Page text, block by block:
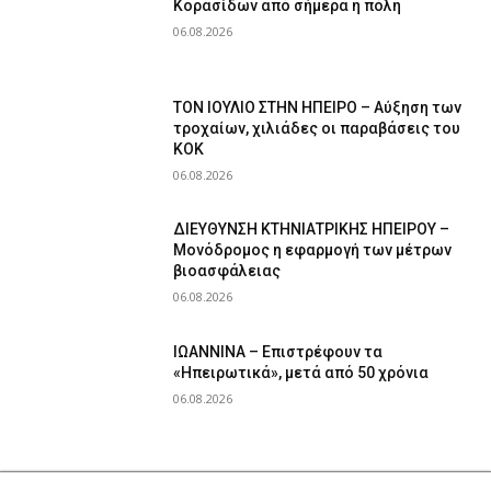
Κορασίδων από σήμερα η πόλη
06.08.2026
ΤΟΝ ΙΟΥΛΙΟ ΣΤΗΝ ΗΠΕΙΡΟ – Αύξηση των
τροχαίων, χιλιάδες οι παραβάσεις του
ΚΟΚ
06.08.2026
ΔΙΕΥΘΥΝΣΗ ΚΤΗΝΙΑΤΡΙΚΗΣ ΗΠΕΙΡΟΥ –
Μονόδρομος η εφαρμογή των μέτρων
βιοασφάλειας
06.08.2026
ΙΩΑΝΝΙΝΑ – Επιστρέφουν τα
«Ηπειρωτικά», μετά από 50 χρόνια
06.08.2026